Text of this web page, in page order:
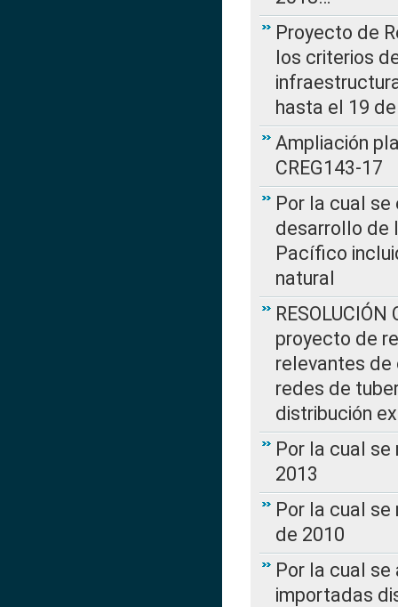
Proyecto de
los criterios
hasta el 19
Ampliación
CREG143-17
Por la cual
desarrollo de
Pacífico
natural
proyecto de
relevantes de
redes de
distribución
Por la cual se
2013
Por la cual se
de 2010
Por la cual
importadas